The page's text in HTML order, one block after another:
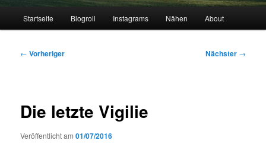
Startseite Blogroll Instagrams Nähen About
Beitragsnavigation
← Vorheriger Nächster →
Die letzte Vigilie
Veröffentlicht am01/07/2016